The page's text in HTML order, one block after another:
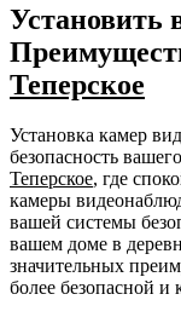
Установить
Теперское
Установка камер
безопасность
Теперское, где
камеры
вашей системы
вашем доме в
значительных
более безопасной и